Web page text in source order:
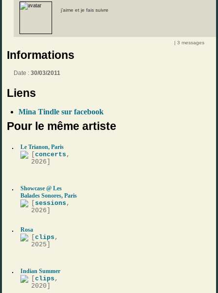
j’aime et je fais suivre
| 3 messages
Informations
Date :30/03/2011
Liens
Mina Tindle sur facebook
Pour le même artiste
Le Trianon, Paris
[concerts ,
2026]
Showcase @ Les
Balades Sonores, Paris
[ sessions ,
2026]
Rosa
[clips ,
2025]
Indian Summer
[clips ,
2020]